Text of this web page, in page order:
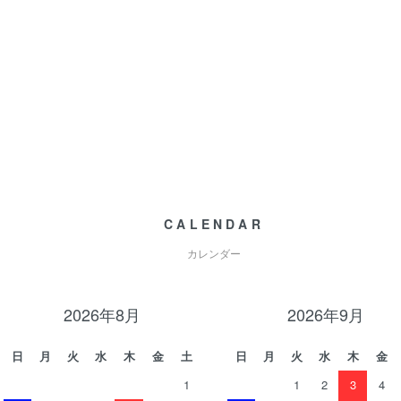
CALENDAR
カレンダー
2026年8月
日 月 火 水 木 金
土
1
2026年9月
日 月 火 水 木
金
1
2 3
4